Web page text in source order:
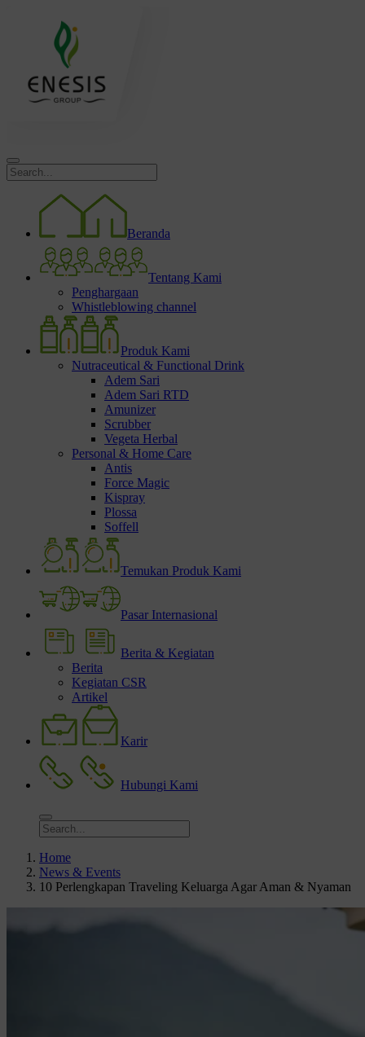
Beranda
Tentang Kami
Penghargaan
Whistleblowing channel
Produk Kami
Nutraceutical & Functional Drink
Adem Sari
Adem Sari RTD
Amunizer
Scrubber
Vegeta Herbal
Personal & Home Care
Antis
Force Magic
Kispray
Plossa
Soffell
Temukan Produk Kami
Pasar Internasional
Berita & Kegiatan
Berita
Kegiatan CSR
Artikel
Karir
Hubungi Kami
Home
News & Events
10 Perlengkapan Traveling Keluarga Agar Aman & Nyaman